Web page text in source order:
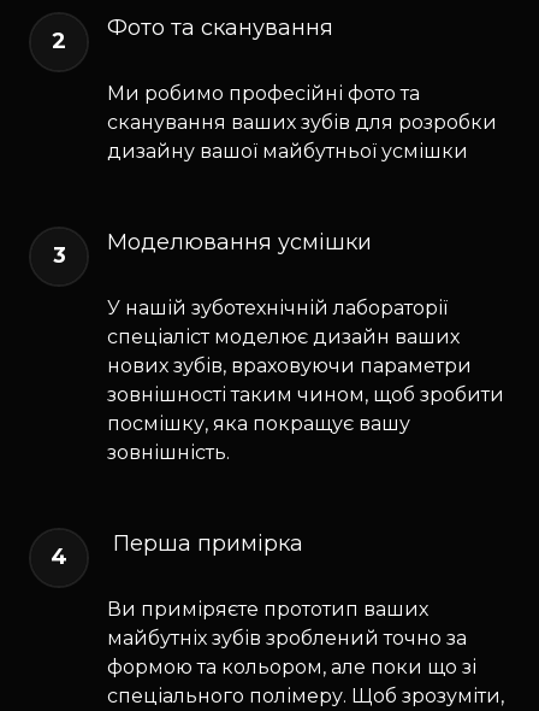
2
Фото та сканування
Ми робимо професійні фото та
сканування ваших зубів для розробки
дизайну вашої майбутньої усмішки
3
Моделювання усмішки
У нашій зуботехнічній лабораторії
спеціаліст моделює дизайн ваших
нових зубів, враховуючи параметри
зовнішності таким чином, щоб зробити
посмішку, яка покращує вашу
зовнішність.
4
Перша примірка
Ви приміряєте прототип ваших
майбутніх зубів зроблений точно за
формою та кольором, але поки що зі
спеціального полімеру. Щоб зрозуміти,